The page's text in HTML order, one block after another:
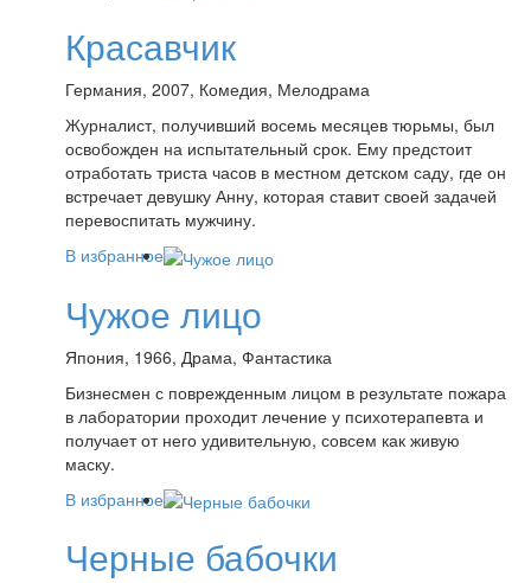
Красавчик
Германия, 2007, Комедия, Мелодрама
Журналист, получивший восемь месяцев тюрьмы, был
освобожден на испытательный срок. Ему предстоит
отработать триста часов в местном детском саду, где он
встречает девушку Анну, которая ставит своей задачей
перевоспитать мужчину.
В избранное
Чужое лицо
Япония, 1966, Драма, Фантастика
Бизнесмен с поврежденным лицом в результате пожара
в лаборатории проходит лечение у психотерапевта и
получает от него удивительную, совсем как живую
маску.
В избранное
Черные бабочки